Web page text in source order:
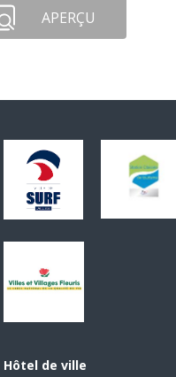
APERÇU
Hôtel de ville